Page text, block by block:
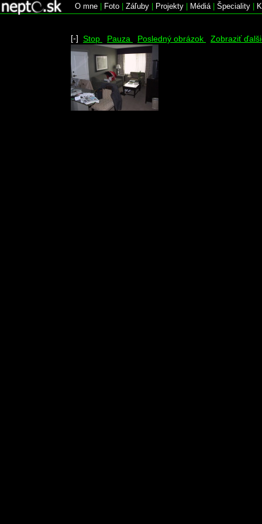
O mne Foto Záľuby Projekty Médiá| Špeciality
[-] Stop Pauza Posledný obrázok Zobraziť